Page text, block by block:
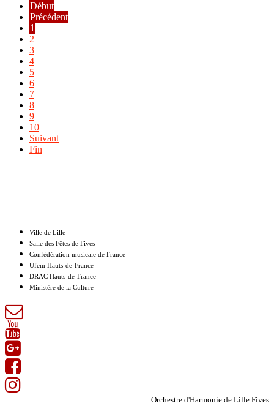
Début
Précédent
1
2
3
4
5
6
7
8
9
10
Suivant
Fin
Ville de Lille
Salle des Fêtes de Fives
Confédération musicale de France
Ufem Hauts-de-France
DRAC Hauts-de-France
Ministère de la Culture
Orchestre d'Harmonie de Lille Fives